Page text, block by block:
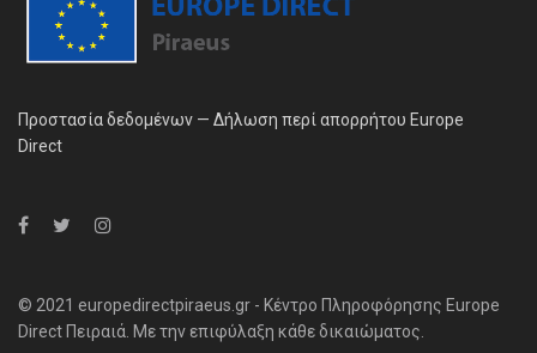
Προστασία δεδομένων — Δήλωση περί απορρήτου Europe
Direct
© 2021 europedirectpiraeus.gr - Κέντρο Πληροφόρησης Europe
Direct Πειραιά. Με την επιφύλαξη κάθε δικαιώματος.